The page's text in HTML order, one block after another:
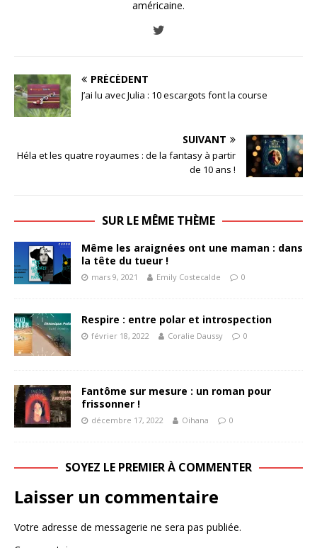
américaine.
PRÉCÉDENT
J’ai lu avec Julia : 10 escargots font la course
SUIVANT
Héla et les quatre royaumes : de la fantasy à partir
de 10 ans !
SUR LE MÊME THÈME
Même les araignées ont une maman : dans
la tête du tueur !
mars 9, 2021 Emily Costecalde 0
Respire : entre polar et introspection
février 18, 2022 Coralie Daussy 0
Fantôme sur mesure : un roman pour
frissonner !
décembre 17, 2022 Oihana 0
SOYEZ LE PREMIER À COMMENTER
Laisser un commentaire
Votre adresse de messagerie ne sera pas publiée.